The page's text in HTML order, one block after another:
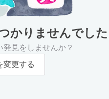
かりませんでした
発見をしませんか？
変更する